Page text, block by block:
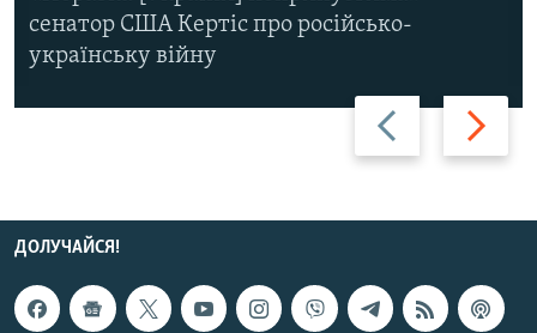
Назад Вперед
сенатор США Кертіс про російсько-
українську війну
ДОЛУЧАЙСЯ!